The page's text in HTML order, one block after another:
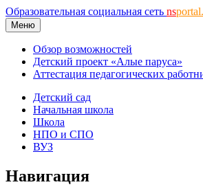
Образовательная социальная сеть ns
Меню
Обзор возможностей
Детский проект «Алые паруса»
Аттестация педагогических
Детский сад
Начальная школа
Школа
НПО и СПО
ВУЗ
Навигация